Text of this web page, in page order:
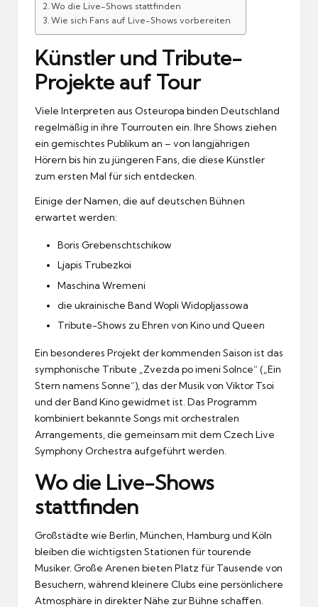
Wo die Live-Shows stattfinden
Wie sich Fans auf Live-Shows vorbereiten
Künstler und Tribute-
Projekte auf Tour
Viele Interpreten aus Osteuropa binden Deutschland
regelmäßig in ihre Tourrouten ein. Ihre Shows ziehen
ein gemischtes Publikum an – von langjährigen
Hörern bis hin zu jüngeren Fans, die diese Künstler
zum ersten Mal für sich entdecken.
Einige der Namen, die auf deutschen Bühnen
erwartet werden:
Boris Grebenschtschikow
Ljapis Trubezkoi
Maschina Wremeni
die ukrainische Band Wopli Widopljassowa
Tribute-Shows zu Ehren von Kino und Queen
Ein besonderes Projekt der kommenden Saison ist das
symphonische Tribute „Zvezda po imeni Solnce“ („Ein
Stern namens Sonne“), das der Musik von Viktor Tsoi
und der Band Kino gewidmet ist. Das Programm
kombiniert bekannte Songs mit orchestralen
Arrangements, die gemeinsam mit dem Czech Live
Symphony Orchestra aufgeführt werden.
Wo die Live-Shows
stattfinden
Großstädte wie Berlin, München, Hamburg und Köln
bleiben die wichtigsten Stationen für tourende
Musiker. Große Arenen bieten Platz für Tausende von
Besuchern, während kleinere Clubs eine persönlichere
Atmosphäre in direkter Nähe zur Bühne schaffen.